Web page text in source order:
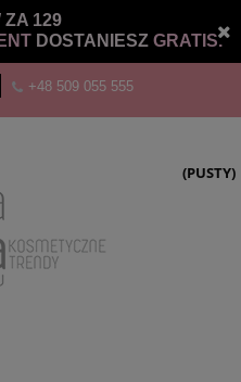
ZA 129
DOSTANIESZ GRATIS.
+48 509 055 555
(PUSTY)